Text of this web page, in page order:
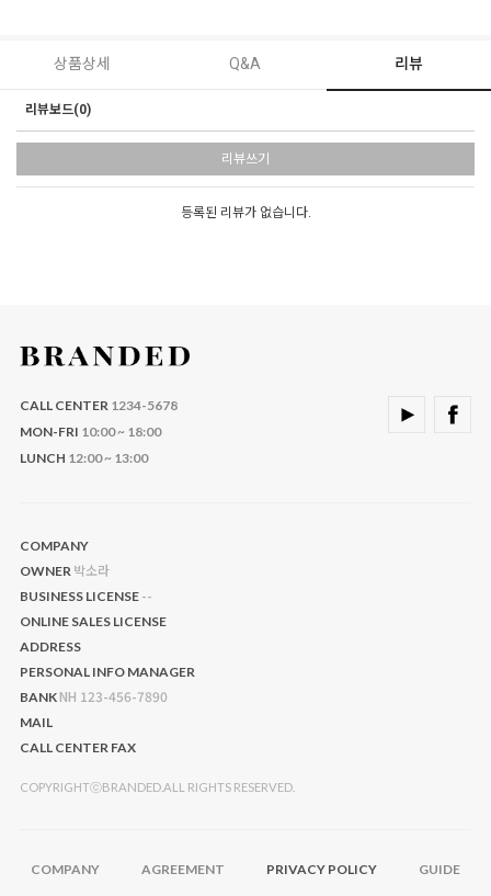
상품상세 Q&A 리뷰
리뷰보드(0)
리뷰쓰기
등록된 리뷰가 없습니다.
CALL CENTER1234-5678
MON-FRI 10:00 ~ 18:00
LUNCH 12:00 ~ 13:00
COMPANY
OWNER 박소라
BUSINESS LICENSE --
ONLINE SALES LICENSE
ADDRESS
PERSONAL INFO MANAGER
BANK NH 123-456-7890
MAIL
CALL CENTER FAX
COPYRIGHTⓒBRANDED.ALL RIGHTS RESERVED.
COMPANY AGREEMENT PRIVACY POLICY GUIDE